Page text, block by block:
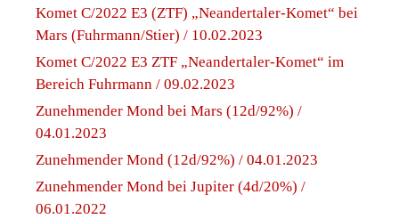
Komet C/2022 E3 (ZTF) „Neandertaler-Komet“ bei
Mars (Fuhrmann/Stier) / 10.02.2023
Komet C/2022 E3 ZTF „Neandertaler-Komet“ im
Bereich Fuhrmann / 09.02.2023
Zunehmender Mond bei Mars (12d/92%) /
04.01.2023
Zunehmender Mond (12d/92%) / 04.01.2023
Zunehmender Mond bei Jupiter (4d/20%) /
06.01.2022